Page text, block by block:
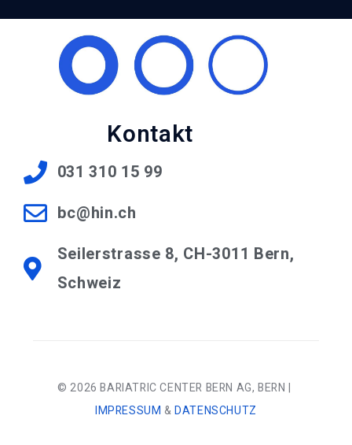
Kontakt
031 310 15 99
bc@hin.ch
Seilerstrasse 8, CH-3011 Bern,
Schweiz
© 2026 BARIATRIC CENTER BERN AG, BERN |
IMPRESSUM &DATENSCHUTZ